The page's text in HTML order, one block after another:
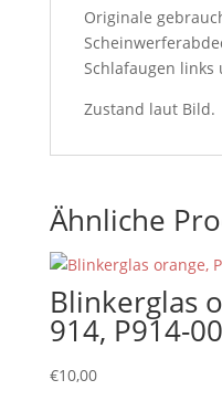
Originale
Schlafaugen links
Zustand laut Bild.
Ähnliche
Blinkerglas
914, P914-
€10,00